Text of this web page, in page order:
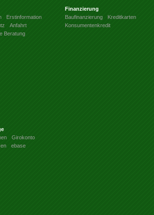
Erstinformation
Anfahrt
Beratung
Finanzierung
Baufinanzierung
Kreditkarten
Konsumentenkredit
Girokonto
ebase